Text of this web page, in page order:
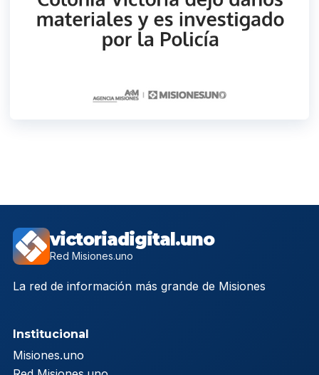
victoriadigital.uno
Red Misiones.uno
La red de información más grande de Misiones
Institucional
Misiones.uno